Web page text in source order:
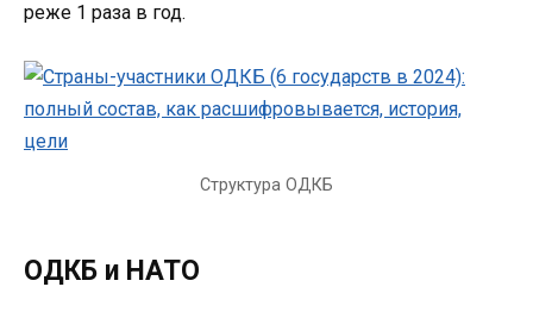
реже 1 раза в год.
Структура ОДКБ
ОДКБ и НАТО